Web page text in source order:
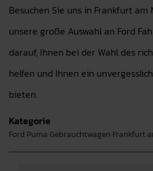
Besuchen Sie uns in Frankfurt am
unsere große Auswahl an Ford
darauf, Ihnen bei der Wahl des
helfen und Ihnen ein
bieten.
Kategorie
Ford Puma Gebrauchtwagen Frankfurt